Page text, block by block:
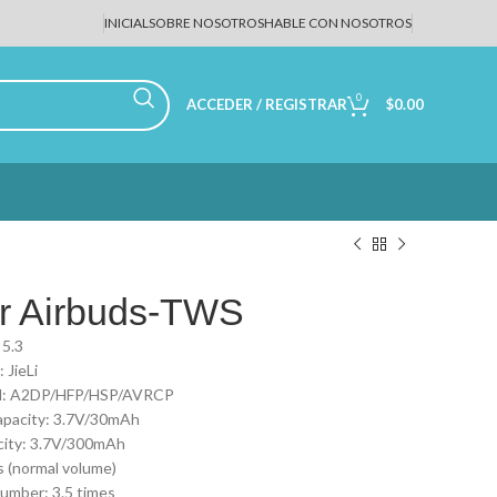
INICIALSOBRE NOSOTROSHABLE CON NOSOTROS
ACCEDER / REGISTRAR 0 $0.00
Airbuds-TWS
JieLi
HFP/HSP/AVRCP
3.7V/30mAh
3.7V/300mAh
volume)
3.5 times